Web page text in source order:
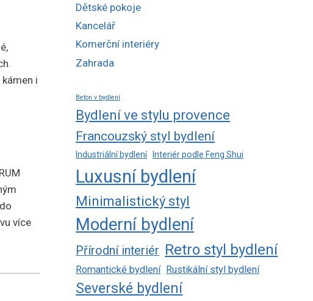
i
více
Dětské pokoje
Kancelář
Komerční interiéry
Zahrada
Beton v bydlení
Bydlení ve stylu provence
Francouzský styl bydlení
Industriální bydlení Interiér podle Feng Shui
Luxusní bydlení
Minimalistický styl
Moderní bydlení
Přírodní interiér Retro styl bydlení
Romantické bydlení Rustikální styl bydlení
Severské bydlení